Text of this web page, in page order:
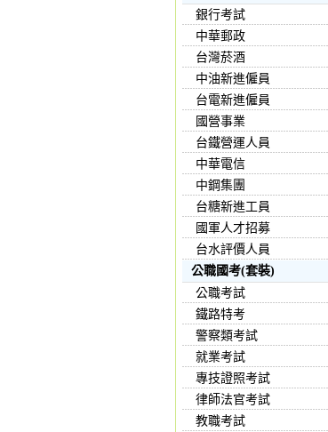
銀行考試
中華郵政
台灣菸酒
中油新進僱員
台電新進僱員
國營事業
台鐵營運人員
中華電信
中鋼集團
台糖新進工員
國軍人才招募
台水評價人員
公職國考(套裝)
公職考試
鐵路特考
警察類考試
就業考試
專技證照考試
律師法官考試
教職考試